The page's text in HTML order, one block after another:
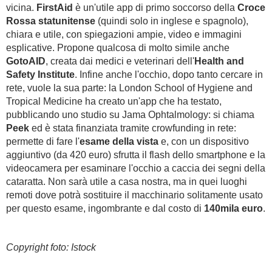
vicina. FirstAid è un'utile app di primo soccorso della Croce
Rossa statunitense (quindi solo in inglese e spagnolo),
chiara e utile, con spiegazioni ampie, video e immagini
esplicative. Propone qualcosa di molto simile anche
GotoAID, creata dai medici e veterinari dell'Health and
Safety Institute. Infine anche l'occhio, dopo tanto cercare in
rete, vuole la sua parte: la London School of Hygiene and
Tropical Medicine ha creato un'app che ha testato,
pubblicando uno studio su Jama Ophtalmology: si chiama
Peek ed è stata finanziata tramite crowfunding in rete:
permette di fare l'esame della vista e, con un dispositivo
aggiuntivo (da 420 euro) sfrutta il flash dello smartphone e la
videocamera per esaminare l'occhio a caccia dei segni della
cataratta. Non sarà utile a casa nostra, ma in quei luoghi
remoti dove potrà sostituire il macchinario solitamente usato
per questo esame, ingombrante e dal costo di 140mila euro.
Copyright foto: Istock